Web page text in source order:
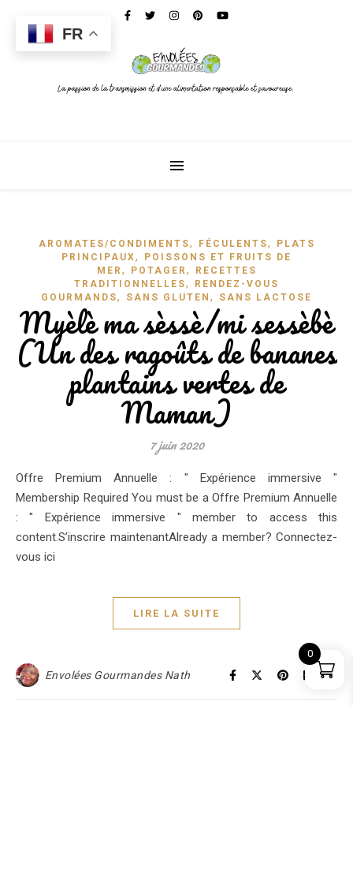
AROMATES/CONDIMENTS, FÉCULENTS,
PLATS
PRINCIPAUX,
POISSONS ET FRUITS DE
MER , POTAGER ,
RECETTES
TRADITIONNELLES,
RENDEZ-VOUS
GOURMANDS, SANS GLUTEN , SANS LACTOSE
Myèlè ma sèssè/mi sessèbè
(Un des ragoûts de bananes
plantains vertes de
Maman)
7 juin 2020
Offre Premium Annuelle : " Expérience immersive "
Membership Required You must be a Offre Premium Annuelle
: " Expérience immersive " member to access this
content.S’inscrire maintenantAlready a member? Connectez-
vous ici
LIRE LA SUITE
Envolées Gourmandes Nath
FR
0